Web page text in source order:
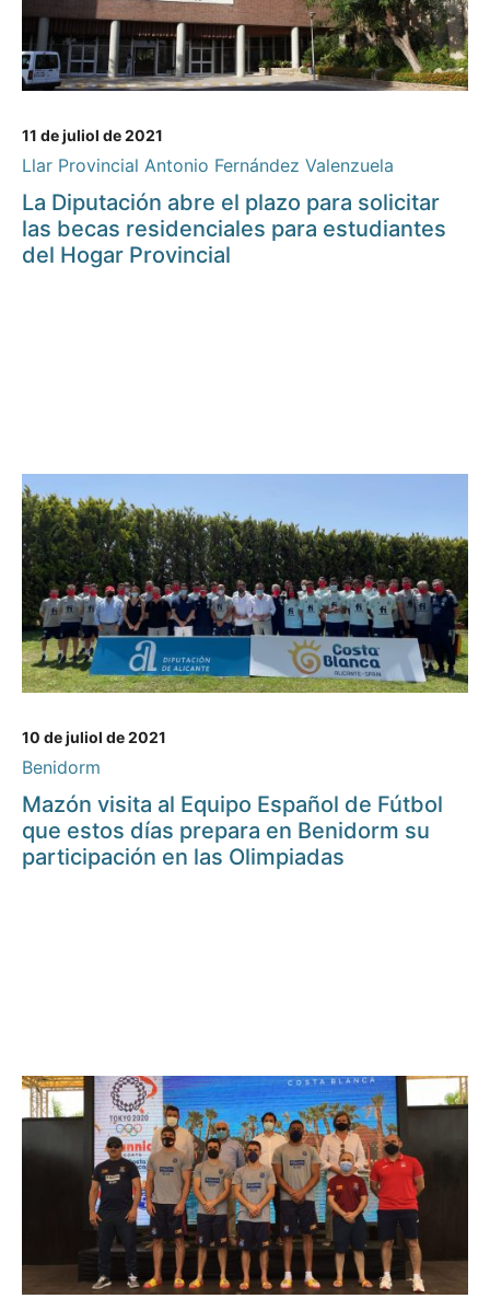
11 de juliol de 2021
Llar Provincial Antonio Fernández Valenzuela
La Diputación abre el plazo para solicitar
las becas residenciales para estudiantes
del Hogar Provincial
10 de juliol de 2021
Benidorm
Mazón visita al Equipo Español de Fútbol
que estos días prepara en Benidorm su
participación en las Olimpiadas